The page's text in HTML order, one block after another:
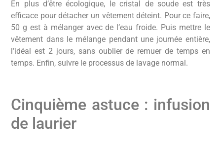
En plus d’être écologique, le cristal de soude est très
efficace pour détacher un vêtement déteint. Pour ce faire,
50 g est à mélanger avec de l’eau froide. Puis mettre le
vêtement dans le mélange pendant une journée entière,
l’idéal est 2 jours, sans oublier de remuer de temps en
temps. Enfin, suivre le processus de lavage normal.
Cinquième astuce : infusion
de laurier